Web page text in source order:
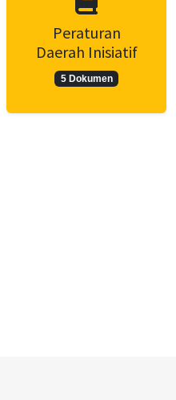
Peraturan
Daerah Inisiatif
5 Dokumen